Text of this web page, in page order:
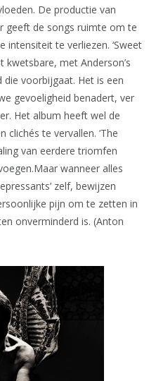
De productie van
geeft de songs ruimte om te
intensiteit te verliezen. ‘Sweet
kwetsbare, met Anderson’s
voorbijgaat. Het is een
gevoeligheid benadert, ver
Het album heeft wel de
te vervallen. ‘The
van eerdere triomfen
wanneer alles
zelf, bewijzen
pijn om te zetten in
onverminderd is. (Anton